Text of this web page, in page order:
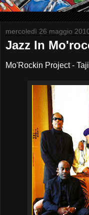
mercoledì 26 maggio
Jazz In
Mo'Rockin Project -